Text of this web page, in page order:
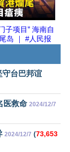
子项目” 海南自
岛 ｜ #人民报
守台巴邦谊
医救命 2024/12/7
2024/12/7 (73,653